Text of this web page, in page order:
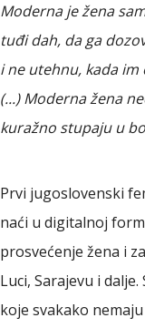
Moderna je žena
tuđi dah, da ga
i ne utehnu, kada
(...) Moderna žena
kuražno stupaju u
Prvi jugoslovenski
naći u digitalnoj
prosvećenje žena i
Luci, Sarajevu i
koje svakako